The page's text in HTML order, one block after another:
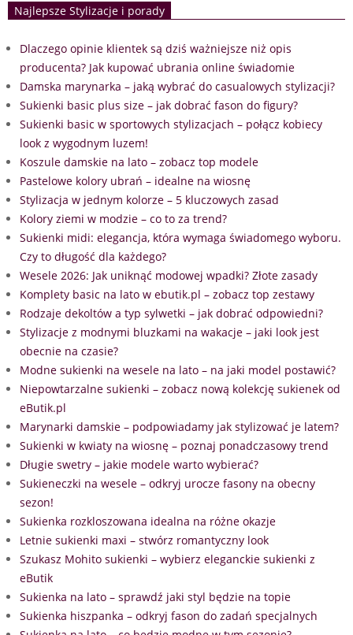
Najlepsze Stylizacje i porady
Dlaczego opinie klientek są dziś ważniejsze niż opis
producenta? Jak kupować ubrania online świadomie
Damska marynarka – jaką wybrać do casualowych stylizacji?
Sukienki basic plus size – jak dobrać fason do figury?
Sukienki basic w sportowych stylizacjach – połącz kobiecy
look z wygodnym luzem!
Koszule damskie na lato – zobacz top modele
Pastelowe kolory ubrań – idealne na wiosnę
Stylizacja w jednym kolorze – 5 kluczowych zasad
Kolory ziemi w modzie – co to za trend?
Sukienki midi: elegancja, która wymaga świadomego wyboru.
Czy to długość dla każdego?
Wesele 2026: Jak uniknąć modowej wpadki? Złote zasady
Komplety basic na lato w ebutik.pl – zobacz top zestawy
Rodzaje dekoltów a typ sylwetki – jak dobrać odpowiedni?
Stylizacje z modnymi bluzkami na wakacje – jaki look jest
obecnie na czasie?
Modne sukienki na wesele na lato – na jaki model postawić?
Niepowtarzalne sukienki – zobacz nową kolekcję sukienek od
eButik.pl
Marynarki damskie – podpowiadamy jak stylizować je latem?
Sukienki w kwiaty na wiosnę – poznaj ponadczasowy trend
Długie swetry – jakie modele warto wybierać?
Sukieneczki na wesele – odkryj urocze fasony na obecny
sezon!
Sukienka rozkloszowana idealna na różne okazje
Letnie sukienki maxi – stwórz romantyczny look
Szukasz Mohito sukienki – wybierz eleganckie sukienki z
eButik
Sukienka na lato – sprawdź jaki styl będzie na topie
Sukienka hiszpanka – odkryj fason do zadań specjalnych